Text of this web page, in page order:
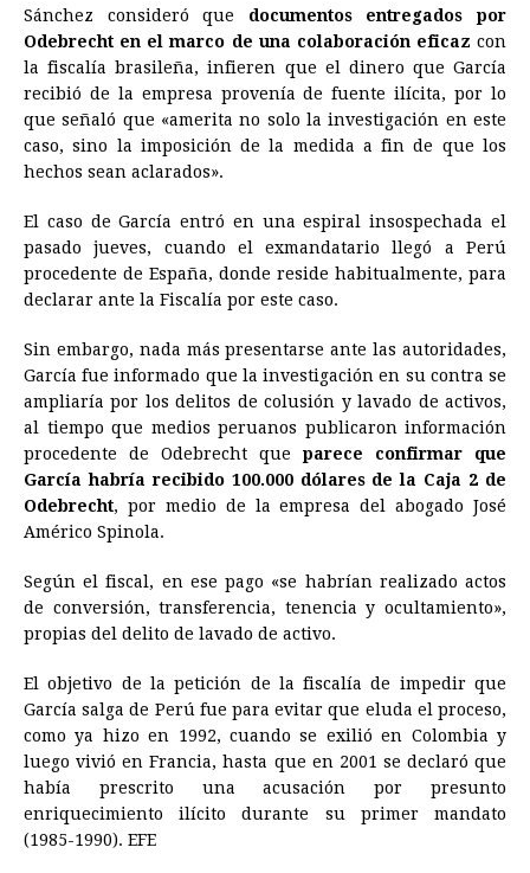
Sánchez consideró que documentos entregados por
Odebrecht en el marco de una colaboración eficaz con
la fiscalía brasileña, infieren que el dinero que García
recibió de la empresa provenía de fuente ilícita, por lo
que señaló que «amerita no solo la investigación en este
caso, sino la imposición de la medida a fin de que los
hechos sean aclarados».
El caso de García entró en una espiral insospechada el
pasado jueves, cuando el exmandatario llegó a Perú
procedente de España, donde reside habitualmente, para
declarar ante la Fiscalía por este caso.
Sin embargo, nada más presentarse ante las autoridades,
García fue informado que la investigación en su contra se
ampliaría por los delitos de colusión y lavado de activos,
al tiempo que medios peruanos publicaron información
procedente de Odebrecht que parece confirmar que
García habría recibido 100.000 dólares de la Caja 2 de
Odebrecht, por medio de la empresa del abogado José
Américo Spinola.
Según el fiscal, en ese pago «se habrían realizado actos
de conversión, transferencia, tenencia y ocultamiento»,
propias del delito de lavado de activo.
El objetivo de la petición de la fiscalía de impedir que
García salga de Perú fue para evitar que eluda el proceso,
como ya hizo en 1992, cuando se exilió en Colombia y
luego vivió en Francia, hasta que en 2001 se declaró que
había prescrito una acusación por presunto
enriquecimiento ilícito durante su primer mandato
(1985-1990). EFE